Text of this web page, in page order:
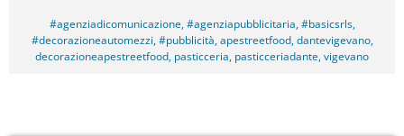
#agenziadicomunicazione,#agenziapubblicitaria,#basicsrls,
#decorazioneautomezzi,#pubblicità,apestreetfood,dantevigevano,
decorazioneapestreetfood, pasticceria, pasticceriadante,vigevano